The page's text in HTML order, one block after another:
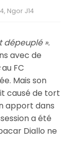
Ngor J14
dépeuplé ».
avec de
au FC
Mais son
causé de tort
apport dans
a été
Diallo ne